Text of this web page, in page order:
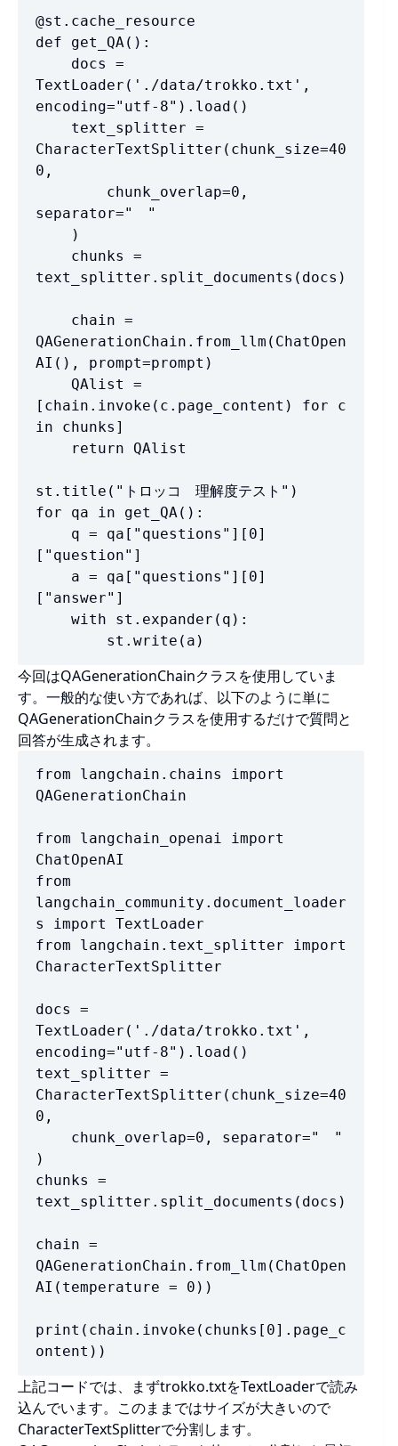
@st.cache_resource
def get_QA():
TextLoader('./data/trokko.txt',
encoding="utf-8").load()
CharacterTextSplitter(chunk_size=40
0,
separator="　"
text_splitter.split_documents(docs)
QAGenerationChain.from_llm(ChatOpen
AI(), prompt=prompt)
[chain.invoke(c.page_content) for c
in chunks]
st.title("トロッコ　理解度テスト")
for qa in get_QA():
["question"]
["answer"]
        st.write(a)
今回はQAGenerationChainクラスを使用していま
す。一般的な使い方であれば、以下のように単に
QAGenerationChainクラスを使用するだけで質問と
回答が生成されます。
from langchain.chains import
QAGenerationChain
from langchain_openai import
ChatOpenAI
from
langchain_community.document_loader
s import TextLoader
from langchain.text_splitter import
CharacterTextSplitter
docs =
TextLoader('./data/trokko.txt',
encoding="utf-8").load()
text_splitter =
CharacterTextSplitter(chunk_size=40
0,
)
chunks =
text_splitter.split_documents(docs)
chain =
QAGenerationChain.from_llm(ChatOpen
AI(temperature = 0))
print(chain.invoke(chunks[0].page_c
ontent))
上記コードでは、まずtrokko.txtをTextLoaderで読み
込んでいます。このままではサイズが大きいので
CharacterTextSplitterで分割します。